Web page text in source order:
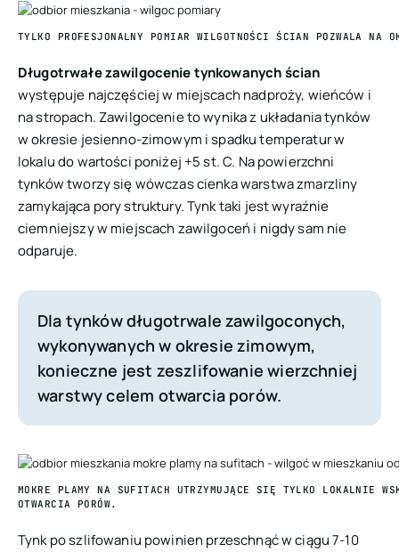
TYLKO PROFESJONALNY POMIAR WILGOTNOŚCI ŚCIAN POZWALA NA
Długotrwałe zawilgocenie tynkowanych ścian
występuje najczęściej w miejscach nadproży, wieńców i
na stropach. Zawilgocenie to wynika z układania tynków
w okresie jesienno-zimowym i spadku temperatur w
lokalu do wartości poniżej +5 st. C. Na powierzchni
tynków tworzy się wówczas cienka warstwa zmarzliny
zamykająca pory struktury. Tynk taki jest wyraźnie
ciemniejszy w miejscach zawilgoceń i nigdy sam nie
odparuje.
Dla tynków długotrwale zawilgoconych,
wykonywanych w okresie zimowym,
konieczne jest zeszlifowanie wierzchniej
warstwy celem otwarcia porów.
MOKRE PLAMY NA SUFITACH UTRZYMUJĄCE SIĘ TYLKO LOKALNIE
OTWARCIA PORÓW.
Tynk po szlifowaniu powinien przeschnąć w ciągu 7-10